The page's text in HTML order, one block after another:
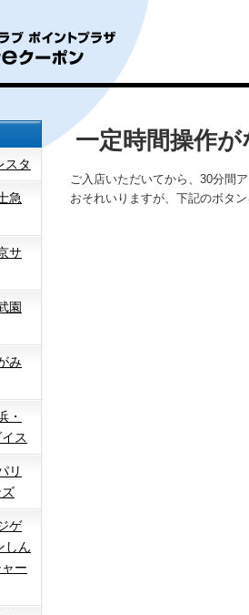
スタ
急
サ
園
み
・
ス
リ
ゲ
しん
ー
一定時間操作
ご入店いただいてから、30分間
おそれいりますが、下記のボタ